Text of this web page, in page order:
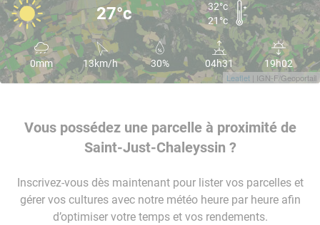
Leaflet | IGN-F/Geoportail
27°c
32°c
21°c
0mm 13km/h 30% 04h31 19h02
Vous possédez une parcelle à proximité de
Saint-Just-Chaleyssin ?
Inscrivez-vous dès maintenant pour lister vos parcelles et
gérer vos cultures avec notre météo heure par heure afin
d’optimiser votre temps et vos rendements.